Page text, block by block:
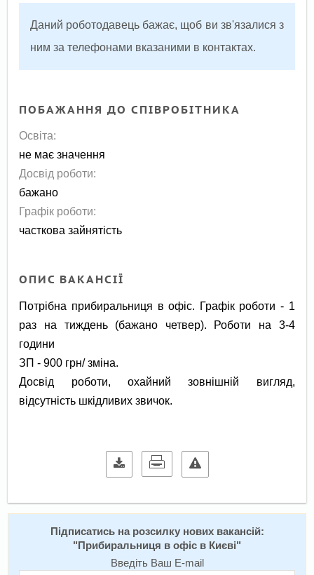
Даний роботодавець бажає, щоб ви зв'язалися з
ним за телефонами вказаними в контактах.
ПОБАЖАННЯ ДО СПІВРОБІТНИКА
Освіта:
не має значення
Досвід роботи:
бажано
Графік роботи:
часткова зайнятість
ОПИС ВАКАНСІЇ
Потрібна прибиральниця в офіс. Графік роботи - 1
раз на тиждень (бажано четвер). Роботи на 3-4
години
ЗП - 900 грн/ зміна.
Досвід роботи, охайний зовнішній вигляд,
відсутність шкідливих звичок.
Підписатись на розсилку нових вакансій:
" Прибиральниця в офіс в Києві"
Введіть Ваш E-mail